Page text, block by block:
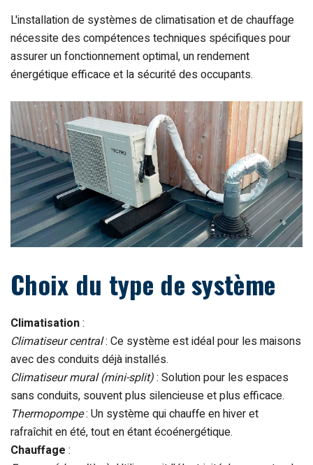
L'installation de systèmes de climatisation et de chauffage
nécessite des compétences techniques spécifiques pour
assurer un fonctionnement optimal, un rendement
énergétique efficace et la sécurité des occupants.
Choix du type de système
Climatisation:
Climatiseur central: Ce système est idéal pour les maisons
avec des conduits déjà installés.
Climatiseur mural (mini-split): Solution pour les espaces
sans conduits, souvent plus silencieuse et plus efficace.
Thermopompe: Un système qui chauffe en hiver et
rafraîchit en été, tout en étant écoénergétique.
Chauffage :